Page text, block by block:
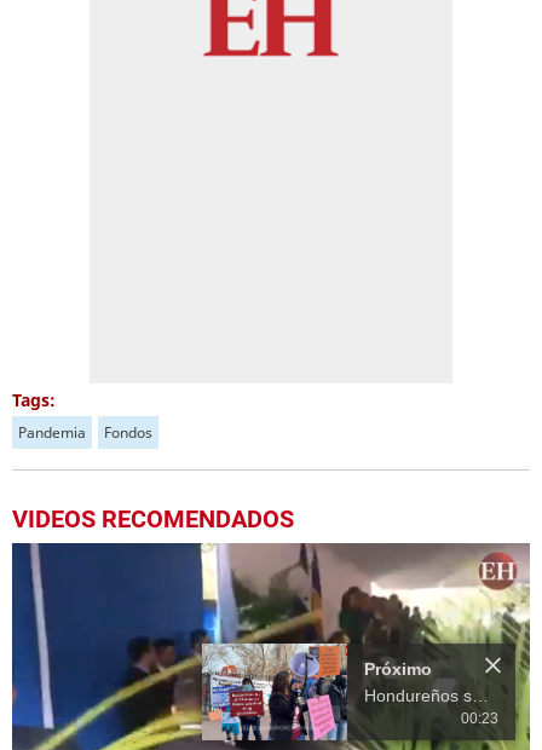
Tags:
Pandemia Fondos
VIDEOS RECOMENDADOS
Próximo
00:23